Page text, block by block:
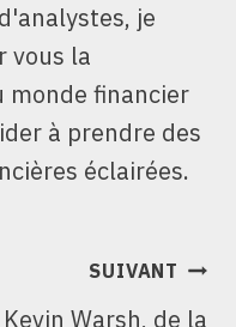
je
vous la
monde financier
à prendre des
éclairées.
SUIVANT
Kevin Warsh, de la